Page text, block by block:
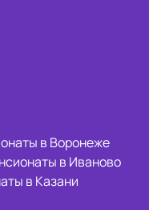
в Воронеже
в Иваново
в Казани